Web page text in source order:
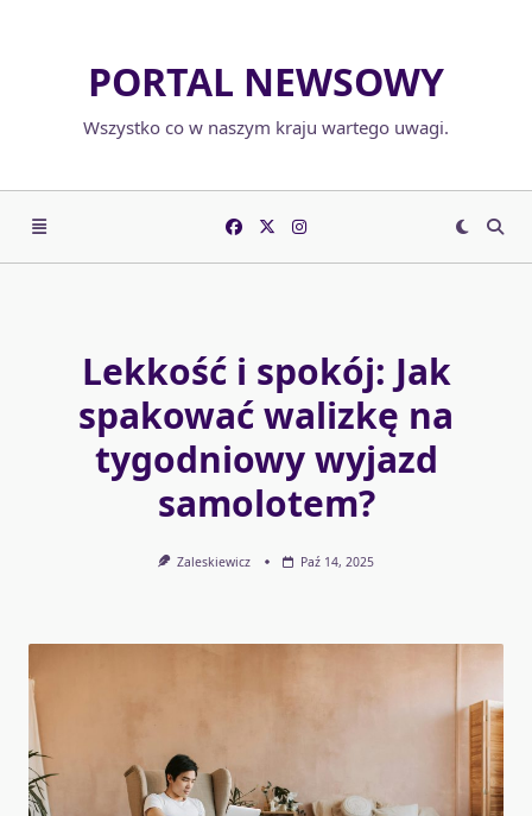
PORTAL NEWSOWY
Wszystko co w naszym kraju wartego uwagi.
Lekkość i spokój: Jak
spakować walizkę na
tygodniowy wyjazd
samolotem?
Zaleskiewicz Paź 14, 2025